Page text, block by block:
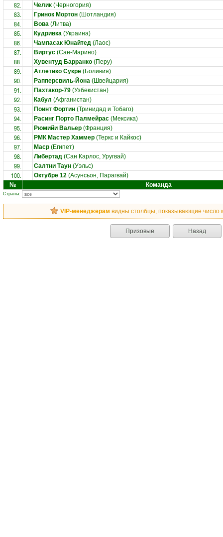
82. Челик (Черногория)
83. Гринок Мортон (Шотландия)
84. Вова (Литва)
85. Кудривка (Украина)
86. Чампасак Юнайтед (Лаос)
87. Виртус (Сан-Марино)
88. Хувентуд Барранко (Перу)
89. Атлетико Сукре (Боливия)
90. Рапперсвиль-Йона (Швейцария)
91. Пахтакор-79 (Узбекистан)
92. Кабул (Афганистан)
93. Поинт Фортин (Тринидад и Тобаго)
94. Расинг Порто Палмейрас (Мексика)
95. Рюмийи Вальер (Франция)
96. РМК Мастер Хаммер (Теркс и Кайкос)
97. Маср (Египет)
98. Либертад (Сан Карлос, Уругвай)
99. Салтни Таун (Уэльс)
100. Октубре 12 (Асунсьон, Парагвай)
№
Команда
Страны:
VIP-менеджерам видны столбцы, показывающие число
Призовые Назад